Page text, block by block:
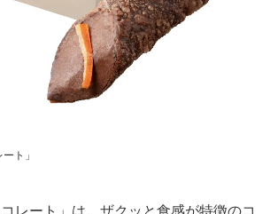
ト」
レート」は、ザクッと食感が特徴のコ